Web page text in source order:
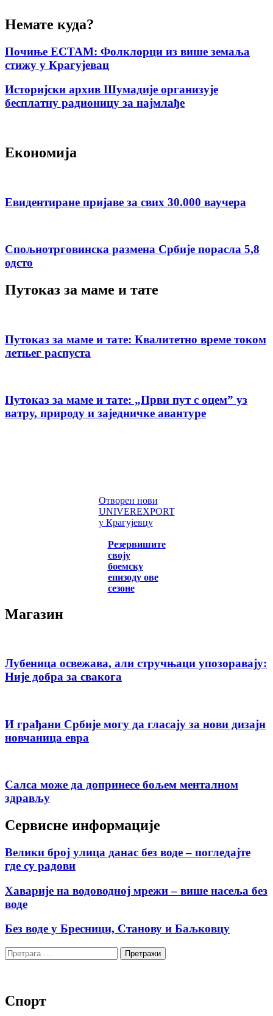
Немате куда?
Почиње ЕСТАМ: Фолклорци из више земаља
стижу у Крагујевац
Историјски архив Шумадије организује
бесплатну радионицу за најмлађе
Економија
Евидентиране пријаве за свих 30.000 ваучера
Спољнотрговинска размена Србије порасла 5,8
одсто
Путоказ за маме и тате
Путоказ за маме и тате: Квалитетно време током
летњег распуста
Путоказ за маме и тате: „Први пут с оцемˮ уз
ватру, природу и заједничке авантуре
Отворен нови
UNIVEREXPORT
у Крагујевцу
Резервишите
своју
боемску
епизоду ове
сезоне
Магазин
Лубеница освежава, али стручњаци упозоравају:
Није добра за свакога
И грађани Србије могу да гласају за нови дизајн
новчаница евра
Салса може да допринесе бољем менталном
здрављу
Сервисне информације
Велики број улица данас без воде – погледајте
где су радови
Хаварије на водоводној мрежи – више насеља без
воде
Без воде у Бресници, Станову и Баљковцу
Претрага
за:
Спорт